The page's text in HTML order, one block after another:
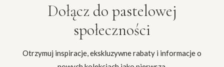
Dołącz do pastelowej
społeczności
Otrzymuj inspiracje, ekskluzywne rabaty i informacje o